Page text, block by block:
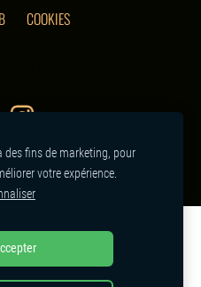
COOKIES
votre boutique en ligne avec
sans programmation.
des fins de marketing, pour
votre expérience.